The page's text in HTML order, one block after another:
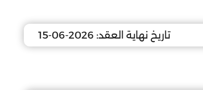
تاريخ نهاية العقد: 2026-06-15